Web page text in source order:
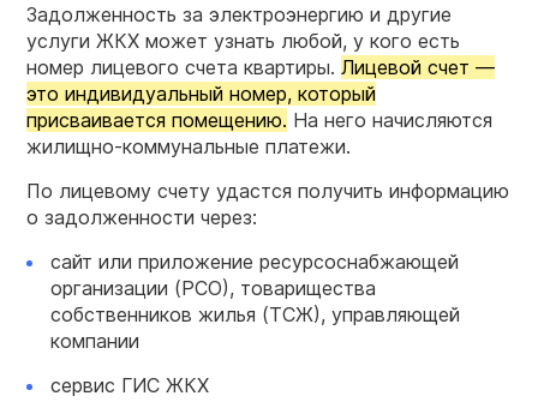
Задолженность за электроэнергию и другие
услуги ЖКХ может узнать любой, у кого есть
номер лицевого счета квартиры. Лицевой счет —
это индивидуальный номер, который
присваивается помещению. На него начисляются
жилищно-коммунальные платежи.
По лицевому счету удастся получить информацию
о задолженности через:
сайт или приложение ресурсоснабжающей
организации (РСО), товарищества
собственников жилья (ТСЖ), управляющей
компании
сервис ГИС ЖКХ